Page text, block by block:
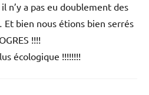
n’y a pas eu doublement des
bien nous étions bien serrés
!!!!
écologique !!!!!!!!